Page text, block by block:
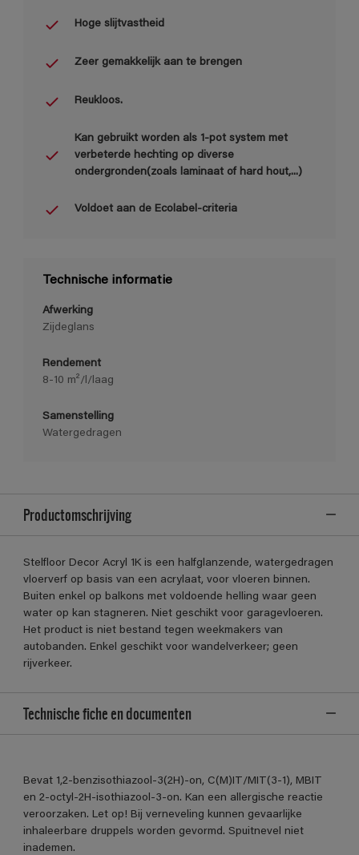
Hoge slijtvastheid
Zeer gemakkelijk aan te brengen
Reukloos.
Kan gebruikt worden als 1-pot system met
verbeterde hechting op diverse
ondergronden(zoals laminaat of hard hout,...)
Voldoet aan de Ecolabel-criteria
Technische informatie
Afwerking
Zijdeglans
Rendement
8-10 m²/l/laag
Samenstelling
Watergedragen
Productomschrijving
Stelfloor Decor Acryl 1K is een halfglanzende, watergedragen
vloerverf op basis van een acrylaat, voor vloeren binnen.
Buiten enkel op balkons met voldoende helling waar geen
water op kan stagneren. Niet geschikt voor garagevloeren.
Het product is niet bestand tegen weekmakers van
autobanden. Enkel geschikt voor wandelverkeer; geen
rijverkeer.
Technische fiche en documenten
Bevat 1,2-benzisothiazool-3(2H)-on, C(M)IT/MIT(3-1), MBIT
en 2-octyl-2H-isothiazool-3-on. Kan een allergische reactie
veroorzaken. Let op! Bij verneveling kunnen gevaarlijke
inhaleerbare druppels worden gevormd. Spuitnevel niet
inademen.